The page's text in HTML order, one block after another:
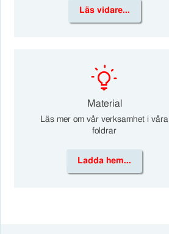
Läs vidare...
k
Material
Läs mer om vår verksamhet i våra
foldrar
Ladda hem...